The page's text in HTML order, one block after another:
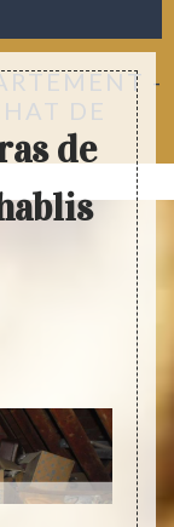
-
DE
de